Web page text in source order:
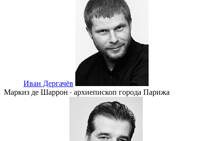
Иван Дергачёв
Маркиз де Шаррон ∙ архиепископ города Парижа